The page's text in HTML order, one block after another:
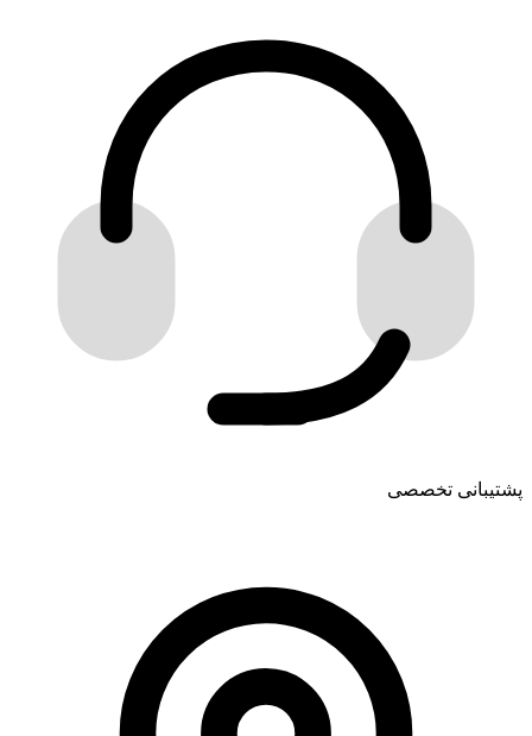
پشتیبانی تخصصی